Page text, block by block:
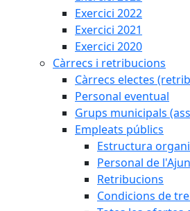
Exercici 2022
Exercici 2021
Exercici 2020
Càrrecs i retribucions
Càrrecs electes
Personal eventual
Grups municipals
Empleats públics
Estructura
Personal de
Retribucions
Condicions de